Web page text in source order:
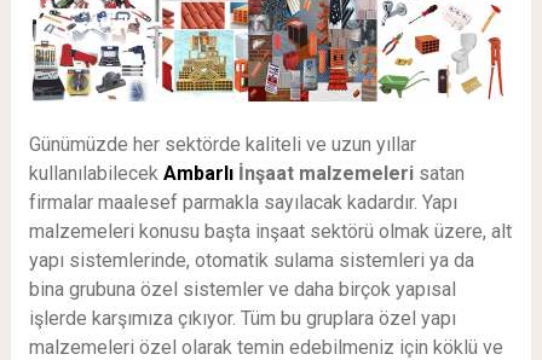
Günümüzde her sektörde kaliteli ve uzun yıllar
kullanılabilecek Ambarlı İnşaat malzemeleri satan
firmalar maalesef parmakla sayılacak kadardır. Yapı
malzemeleri konusu başta inşaat sektörü olmak üzere, alt
yapı sistemlerinde, otomatik sulama sistemleri ya da
bina grubuna özel sistemler ve daha birçok yapısal
işlerde karşımıza çıkıyor. Tüm bu gruplara özel yapı
malzemeleri özel olarak temin edebilmeniz için köklü ve